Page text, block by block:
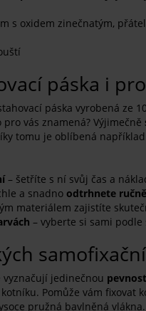
s oxidem zinečnatým,
páska i
páska vyrobená ze
vás znamená? Výjimečně
tomu je oblíbená například
– šetříte s ní svůj čas a
a snadno odtrhnete ručně
materiálem zajistíte
– vyberte si sami
vyznačují jedinečnou
Pomůže vám fixovat
pružná bavlněná